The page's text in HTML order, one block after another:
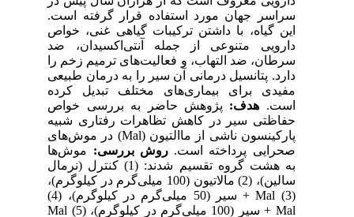
سراسر جهان مورد استفاده قرار گرفته است.
این گیاه، با داشتن ترکیبات گیاهی غنی، خواص
دارویی متنوعی از جمله آنتی‌اکسیدان، ضد
سرطان، ضد التهاب، و فعالیت‌های ترمیم زخم را
دارد. پتانسیل درمانی آن سیر را به درمان طبیعی
مفیدی برای بیماری‌های مختلف تبدیل کرده
است.هدف:پژوهش حاضر به بررسی خواص
حفاظتی سیر در کاهش تظاهرات رفتاری شبیه
پارکینسون ناشی از ماالتیون (Mal) در موش‌های
صحرایی پرداخته است.روش بررسی:موش‌ها
به هشت گروه تقسیم شدند: (1) کنترل (نرمال
سالین)، (2) مالاتیون (100 میلی‌گرم در کیلوگرم)،
(3) Mal + سیر (50 میلی‌گرم در کیلوگرم)، (4)
Mal + سیر (100 میلی‌گرم در کیلوگرم)، (5) Mal